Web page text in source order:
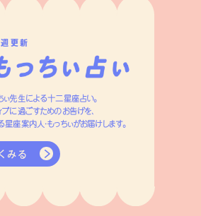
更新
先生による十二星座占い。
に過ごすためのお告げを、
座案内人・もっちぃがお届けします。
みる